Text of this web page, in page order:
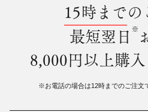
15時まで
最短翌日 ※
8,000円以上購
※お電話の場合は12時までのご注文